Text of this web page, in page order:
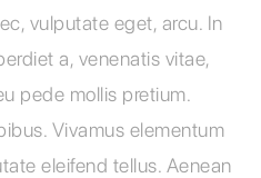
vulputate eget, arcu. In
a, venenatis vitae,
pede mollis pretium.
Vivamus elementum
eleifend tellus. Aenean